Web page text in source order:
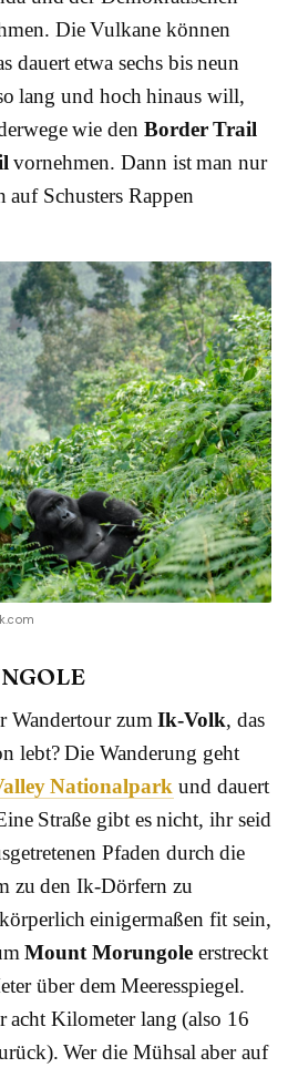
Die Vulkane können
dauert etwa sechs bis neun
lang und hoch hinaus will,
wie den Border Trail
vornehmen. Dann ist man nur
Schusters Rappen
Wandertour zumIk-Volk, das
lebt? Die Wanderung geht
Nationalpark und dauert
Straße gibt es nicht, ihr seid
Pfaden durch die
zu den Ik-Dörfern zu
einigermaßen fit sein,
Mount Morungole erstreckt
über dem Meeresspiegel.
acht Kilometer lang (also 16
Wer die Mühsal aber auf